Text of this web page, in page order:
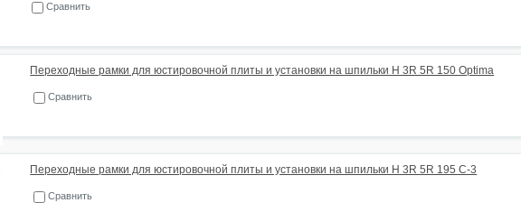
Сравнить
Переходные рамки для юстировочной плиты и установки на шпильки H 3R 5R 150 Optima
Сравнить
Переходные рамки для юстировочной плиты и установки на шпильки H 3R 5R 195 C-3
Сравнить